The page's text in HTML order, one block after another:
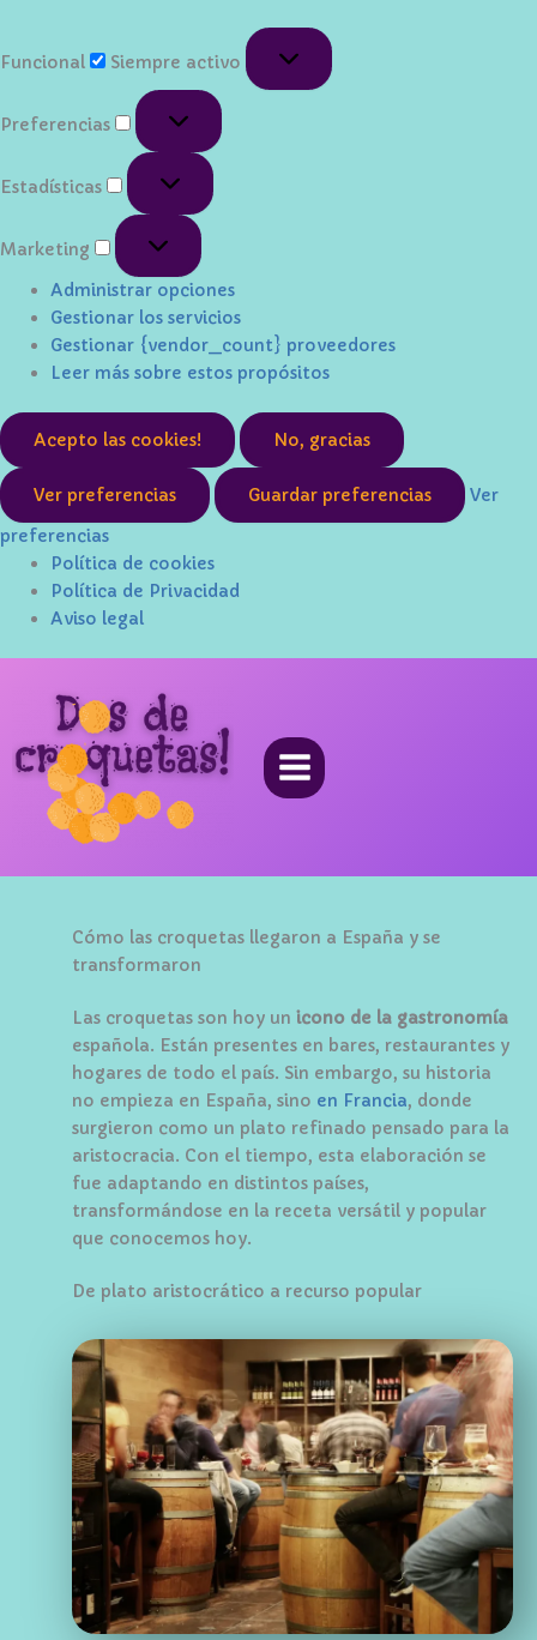
Funcional
Siempre activo
Preferencias
Preferencias
Estadísticas
Estadísticas
Marketing
Marketing
Administrar opciones
Gestionar los servicios
Gestionar {vendor_count} proveedores
Leer más sobre estos propósitos
Acepto las cookies! No, gracias
Ver preferencias Guardar preferencias
Ver
preferencias
Política de cookies
Política de Privacidad
Aviso legal
contenido
Cómo las croquetas llegaron a España y se
transformaron
Las croquetas son hoy un icono de la gastronomía
española. Están presentes en bares, restaurantes y
hogares de todo el país. Sin embargo, su historia
no empieza en España, sino en Francia, donde
surgieron como un plato refinado pensado para la
aristocracia. Con el tiempo, esta elaboración se
fue adaptando en distintos países,
transformándose en la receta versátil y popular
que conocemos hoy.
De plato aristocrático a recurso popular